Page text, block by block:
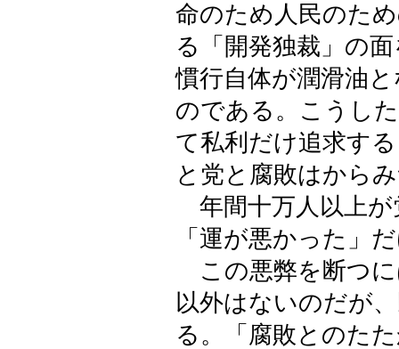
命のため人民のた
る「開発独裁」の
慣行自体が潤滑油
のである。こうし
て私利だけ追求す
と党と腐敗はから
年間十万人以上が
「運が悪かった」
この悪弊を断つに
以外はないのだが
る。「腐敗とのた